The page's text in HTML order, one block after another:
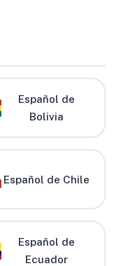
Español de
Bolivia
Español de Chile
Español de
Ecuador